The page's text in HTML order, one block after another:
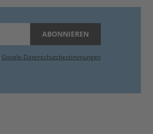
ABONNIEREN
Google-Datenschutzbestimmungen